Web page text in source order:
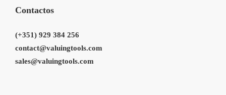
Contactos
(+351) 929 384 256
contact@valuingtools.com
sales@valuingtools.com